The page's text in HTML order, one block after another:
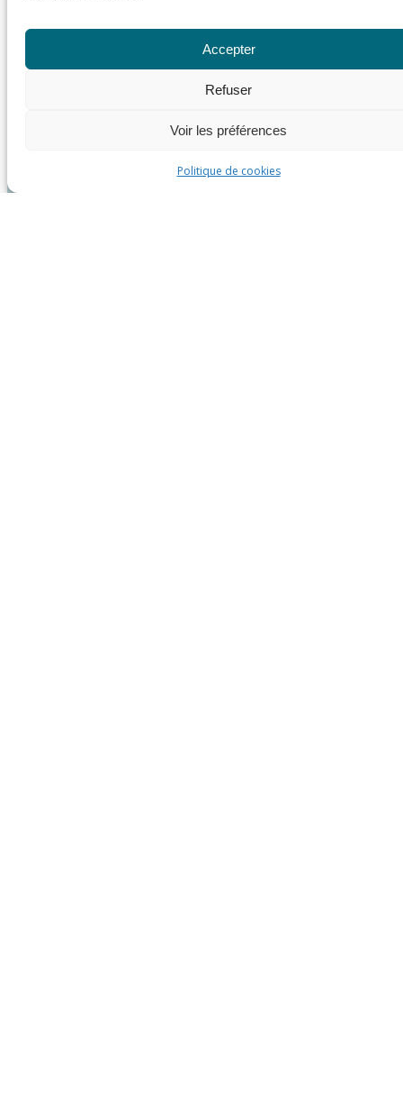
Accepter
Refuser
Voir les préférences
Politique de cookies